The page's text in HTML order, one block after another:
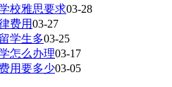
校雅思要求03-28
费用03-27
学生多03-25
怎么办理03-17
用要多少03-05